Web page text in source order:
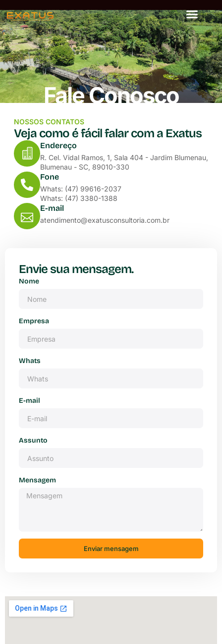
Fale Conosco
NOSSOS CONTATOS
Veja como é fácil falar com a Exatus
Endereço
R. Cel. Vidal Ramos, 1, Sala 404 - Jardim Blumenau,
Blumenau - SC, 89010-330
Fone
Whats: (47) 99616-2037
Whats: (47) 3380-1388
E-mail
atendimento@exatusconsultoria.com.br
Envie sua mensagem.
Nome
Empresa
Whats
E-mail
Assunto
Mensagem
Enviar mensagem